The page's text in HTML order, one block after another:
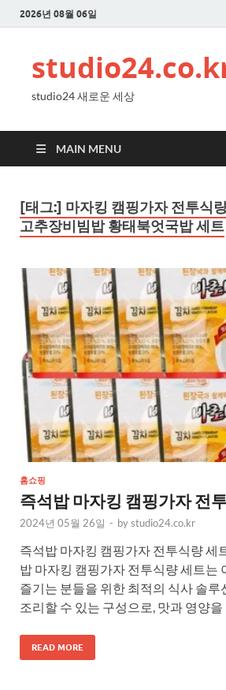
2026년 08월 06일
studio24 새로운 세상
MAIN MENU
[태그:] 마자킹 캠핑가자 전투식
고추장비빔밥 황태북엇국밥 세트
홈쇼핑
즉석밥 마자킹 캠핑가자 전
2024년 05월 26일 - bystudio24.co.kr
즉석밥 마자킹 캠핑가자 전투식량 세
밥 마자킹 캠핑가자 전투식량 세트는
즐기는 분들을 위한 최적의 식사 솔루
조리할 수 있는 구성으로, 맛과 영양을
READ MORE